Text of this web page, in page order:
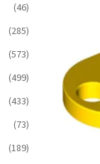
(46)
(285)
(573)
(499)
(433)
(73)
(189)